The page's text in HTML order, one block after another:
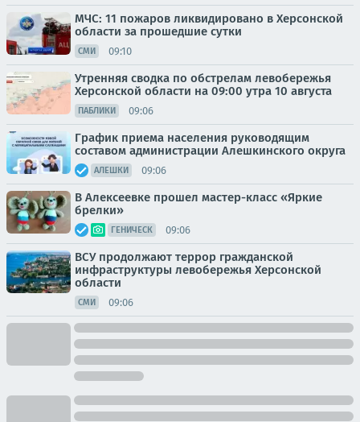
МЧС: 11 пожаров ликвидировано в Херсонской
области за прошедшие сутки
СМИ 09:10
Утренняя сводка по обстрелам левобережья
Херсонской области на 09:00 утра 10 августа
ПАБЛИКИ 09:06
График приема населения руководящим
составом администрации Алешкинского округа
АЛЕШКИ 09:06
В Алексеевке прошел мастер-класс «Яркие
брелки»
ГЕНИЧЕСК 09:06
ВСУ продолжают террор гражданской
инфраструктуры левобережья Херсонской
области
СМИ 09:06